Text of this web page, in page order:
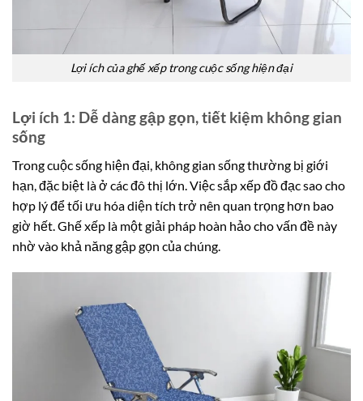
Lợi ích của ghế xếp trong cuộc sống hiện đại
Lợi ích 1: Dễ dàng gập gọn, tiết kiệm không gian
sống
Trong cuộc sống hiện đại, không gian sống thường bị giới
hạn, đặc biệt là ở các đô thị lớn. Việc sắp xếp đồ đạc sao cho
hợp lý để tối ưu hóa diện tích trở nên quan trọng hơn bao
giờ hết. Ghế xếp là một giải pháp hoàn hảo cho vấn đề này
nhờ vào khả năng gập gọn của chúng.